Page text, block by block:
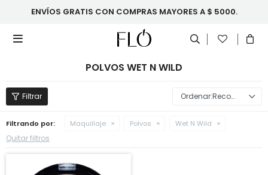
ENVÍOS GRATIS CON COMPRAS MAYORES A $ 5000.

POLVOS WET N WILD
Recomendados
Filtrando por: Maquillaje Polvos Wet N Wild
Quitar filtros